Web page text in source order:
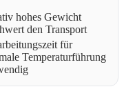
hohes Gewicht
den Transport
für
Temperaturführung